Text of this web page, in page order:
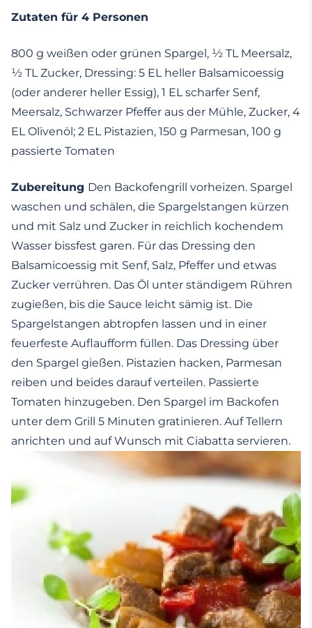
Zutaten für 4 Personen
800 g weißen oder grünen Spargel, ½ TL Meersalz,
½ TL Zucker, Dressing: 5 EL heller Balsamicoessig
(oder anderer heller Essig), 1 EL scharfer Senf,
Meersalz, Schwarzer Pfeffer aus der Mühle, Zucker, 4
EL Olivenöl; 2 EL Pistazien, 150 g Parmesan, 100 g
passierte Tomaten
Zubereitung Den Backofengrill vorheizen. Spargel
waschen und schälen, die Spargelstangen kürzen
und mit Salz und Zucker in reichlich kochendem
Wasser bissfest garen. Für das Dressing den
Balsamicoessig mit Senf, Salz, Pfeffer und etwas
Zucker verrühren. Das Öl unter ständigem Rühren
zugießen, bis die Sauce leicht sämig ist. Die
Spargelstangen abtropfen lassen und in einer
feuerfeste Auflaufform füllen. Das Dressing über
den Spargel gießen. Pistazien hacken, Parmesan
reiben und beides darauf verteilen. Passierte
Tomaten hinzugeben. Den Spargel im Backofen
unter dem Grill 5 Minuten gratinieren. Auf Tellern
anrichten und auf Wunsch mit Ciabatta servieren.